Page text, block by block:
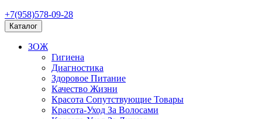
+7(958)578-09-28
Каталог
ЗОЖ
Гигиена
Диагностика
Здоровое Питание
Качество Жизни
Красота Сопутствующие Товары
Красота-Уход За Волосами